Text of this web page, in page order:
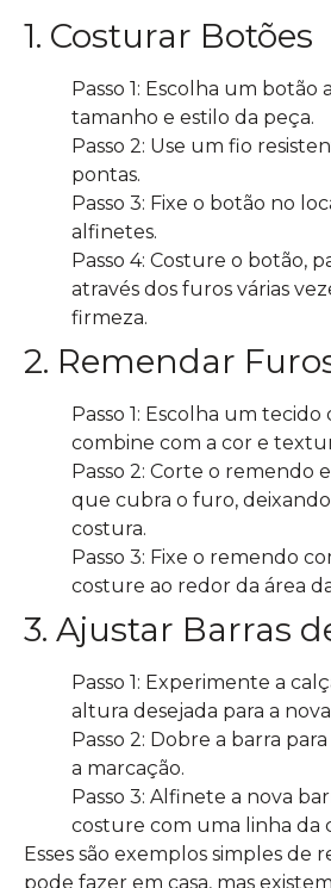
1. Costurar Botões
Passo 1: Escolha um botão
tamanho e estilo da peça.
Passo 2: Use um fio
pontas.
Passo 3: Fixe o botão no
alfinetes.
Passo 4: Costure o botão,
através dos furos várias
firmeza.
2. Remendar
Passo 1: Escolha um
combine com a cor e
Passo 2: Corte o remendo
que cubra o furo,
costura.
Passo 3: Fixe o remendo
costure ao redor da área
3. Ajustar Barras
Passo 1: Experimente a
altura desejada para a
Passo 2: Dobre a barra
a marcação.
Passo 3: Alfinete a nova
costure com uma linha da
Esses são exemplos simples de
pode fazer em casa, mas